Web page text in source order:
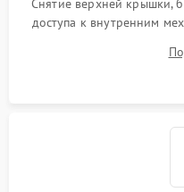
Снятие верхней крышки,
доступа к внутренним
Обеспечение